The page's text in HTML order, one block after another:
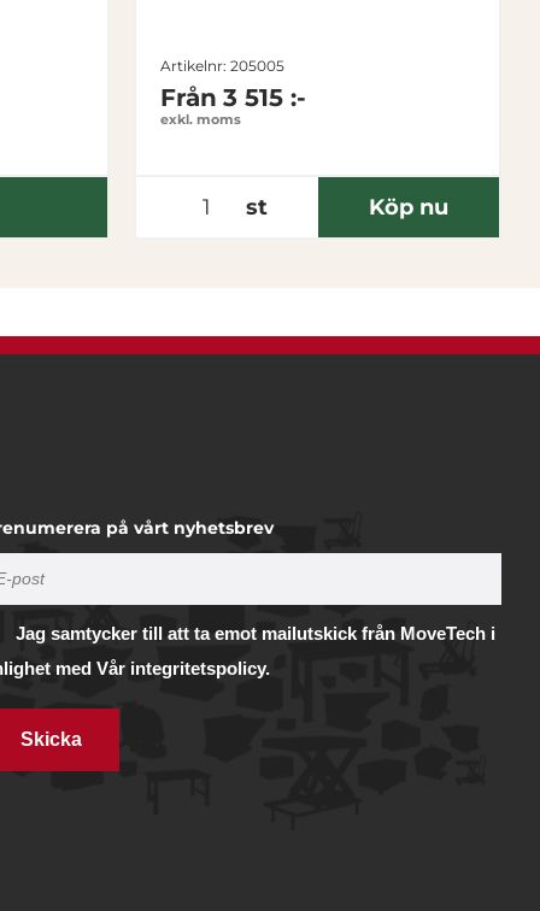
och
Artikelnr: 205005
Från 3 515 :-
exkl. moms
st Köp nu
på vårt nyhetsbrev
Jag samtycker till att ta emot mailutskick från MoveTech i
med Vår integritetspolicy.
Skicka